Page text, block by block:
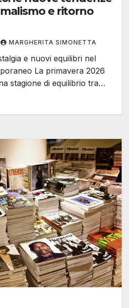
e ritorno
MARGHERITA SIMONETTA
e nuovi equilibri nel
La primavera 2026
stagione di equilibrio tra…